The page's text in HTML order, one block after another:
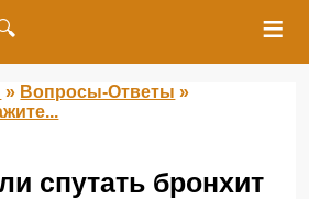
≡
» Вопросы-Ответы »
спутать бронхит